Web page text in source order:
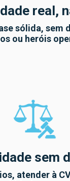
real,
sólida, sem
ou heróis
sem
atender à